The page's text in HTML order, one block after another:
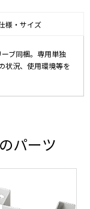
様・サイズ
ブ同梱。専用単独
状況、使用環境等を
パーツ